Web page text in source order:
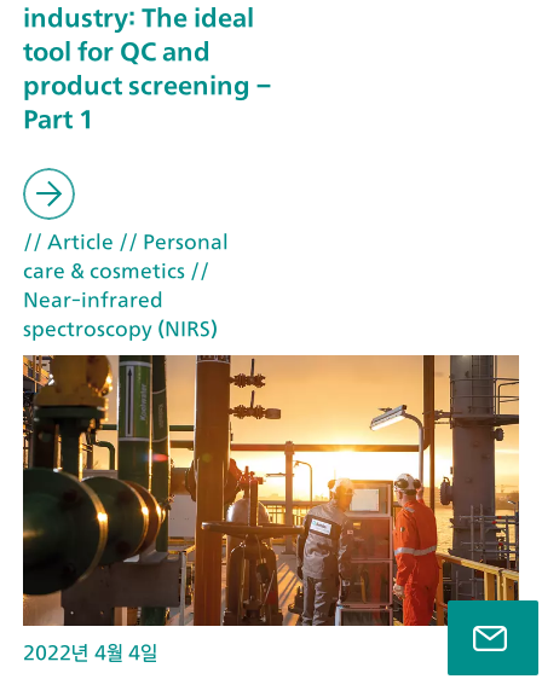
industry: The ideal
tool for QC and
product screening –
Part 1
// Article // Personal
care & cosmetics //
Near-infrared
spectroscopy (NIRS)
2022년 4월 4일